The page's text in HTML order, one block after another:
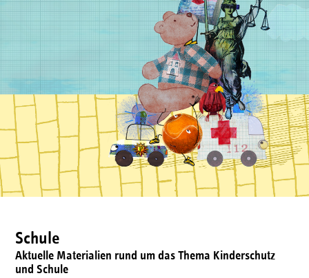
Schule
Aktuelle Materialien rund um das Thema Kinderschutz
und Schule